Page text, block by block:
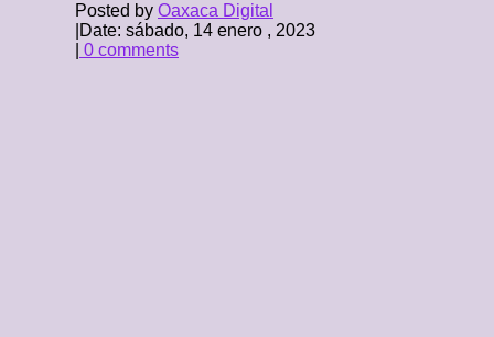
Posted by Oaxaca Digital
Date: sábado, 14 enero , 2023
0 comments